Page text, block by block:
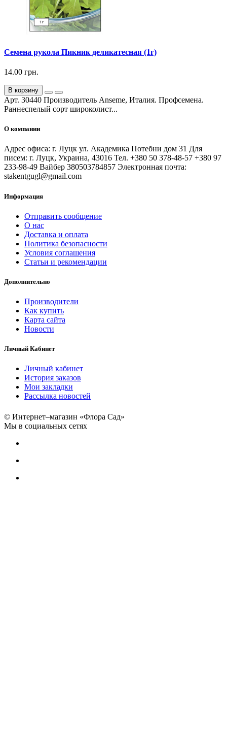
Семена рукола Пикник деликатесная (1г)
14.00 грн.
В корзину
Арт. 30440 Производитель Anseme, Италия. Профсемена.
Раннеспелый сорт широколист...
О компании
Адрес офиса: г. Луцк ул. Академика Потебни дом 31 Для
писем: г. Луцк, Украина, 43016 Тел. +380 50 378-48-57 +380 97
233-98-49 Вайбер 380503784857 Электронная почта:
stakentgugl@gmail.com
Информация
Отправить сообщение
О нас
Доставка и оплата
Политика безопасности
Условия соглашения
Статьи и рекомендации
Дополнительно
Производители
Как купить
Карта сайта
Новости
Личный Кабинет
Личный кабинет
История заказов
Мои закладки
Рассылка новостей
© Интернет–магазин «Флора Сад»
Мы в социальных сетях